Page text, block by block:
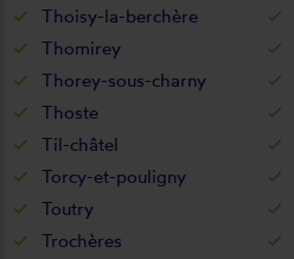
Thoisy-la-berchère
Thomirey
Thorey-sous-charny
Thoste
Til-châtel
Torcy-et-pouligny
Toutry
Trochères